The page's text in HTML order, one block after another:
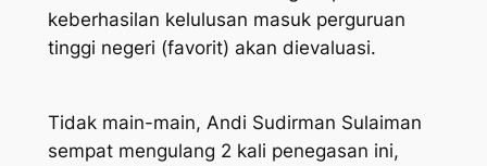
keberhasilan kelulusan masuk perguruan
tinggi negeri (favorit) akan dievaluasi.
Tidak main-main, Andi Sudirman Sulaiman
sempat mengulang 2 kali penegasan ini,